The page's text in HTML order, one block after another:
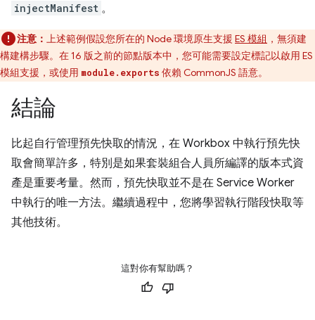
injectManifest 。
注意： 上述範例假設您所在的 Node 環境原生支援 ES 模組 ，無須建
構建構步驟。在 16 版之前的節點版本中，您可能需要設定標記以啟用 ES
模組支援，或使用 module.exports 依賴 CommonJS 語意。
結論
比起自行管理預先快取的情況，在 Workbox 中執行預先快
取會簡單許多，特別是如果套裝組合人員所編譯的版本式資
產是重要考量。然而，預先快取並不是在 Service Worker
中執行的唯一方法。繼續過程中，您將學習執行階段快取等
其他技術。
這對你有幫助嗎？